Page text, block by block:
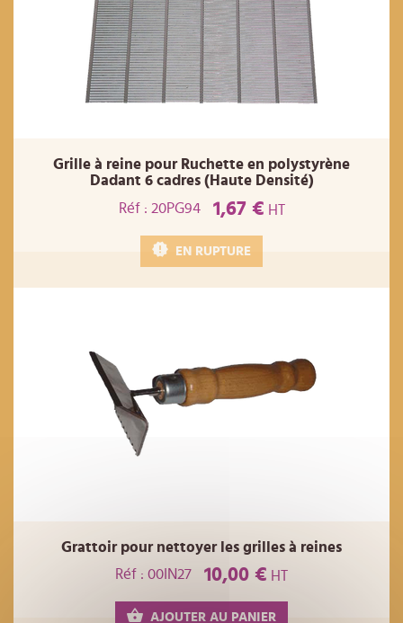
Grille à reine pour Ruchette en polystyrène
Dadant 6 cadres (Haute Densité)
Réf : 20PG94
1,67 € HT
EN RUPTURE
Grattoir pour nettoyer les grilles à reines
Réf : 00IN27
10,00 € HT
AJOUTER AU PANIER